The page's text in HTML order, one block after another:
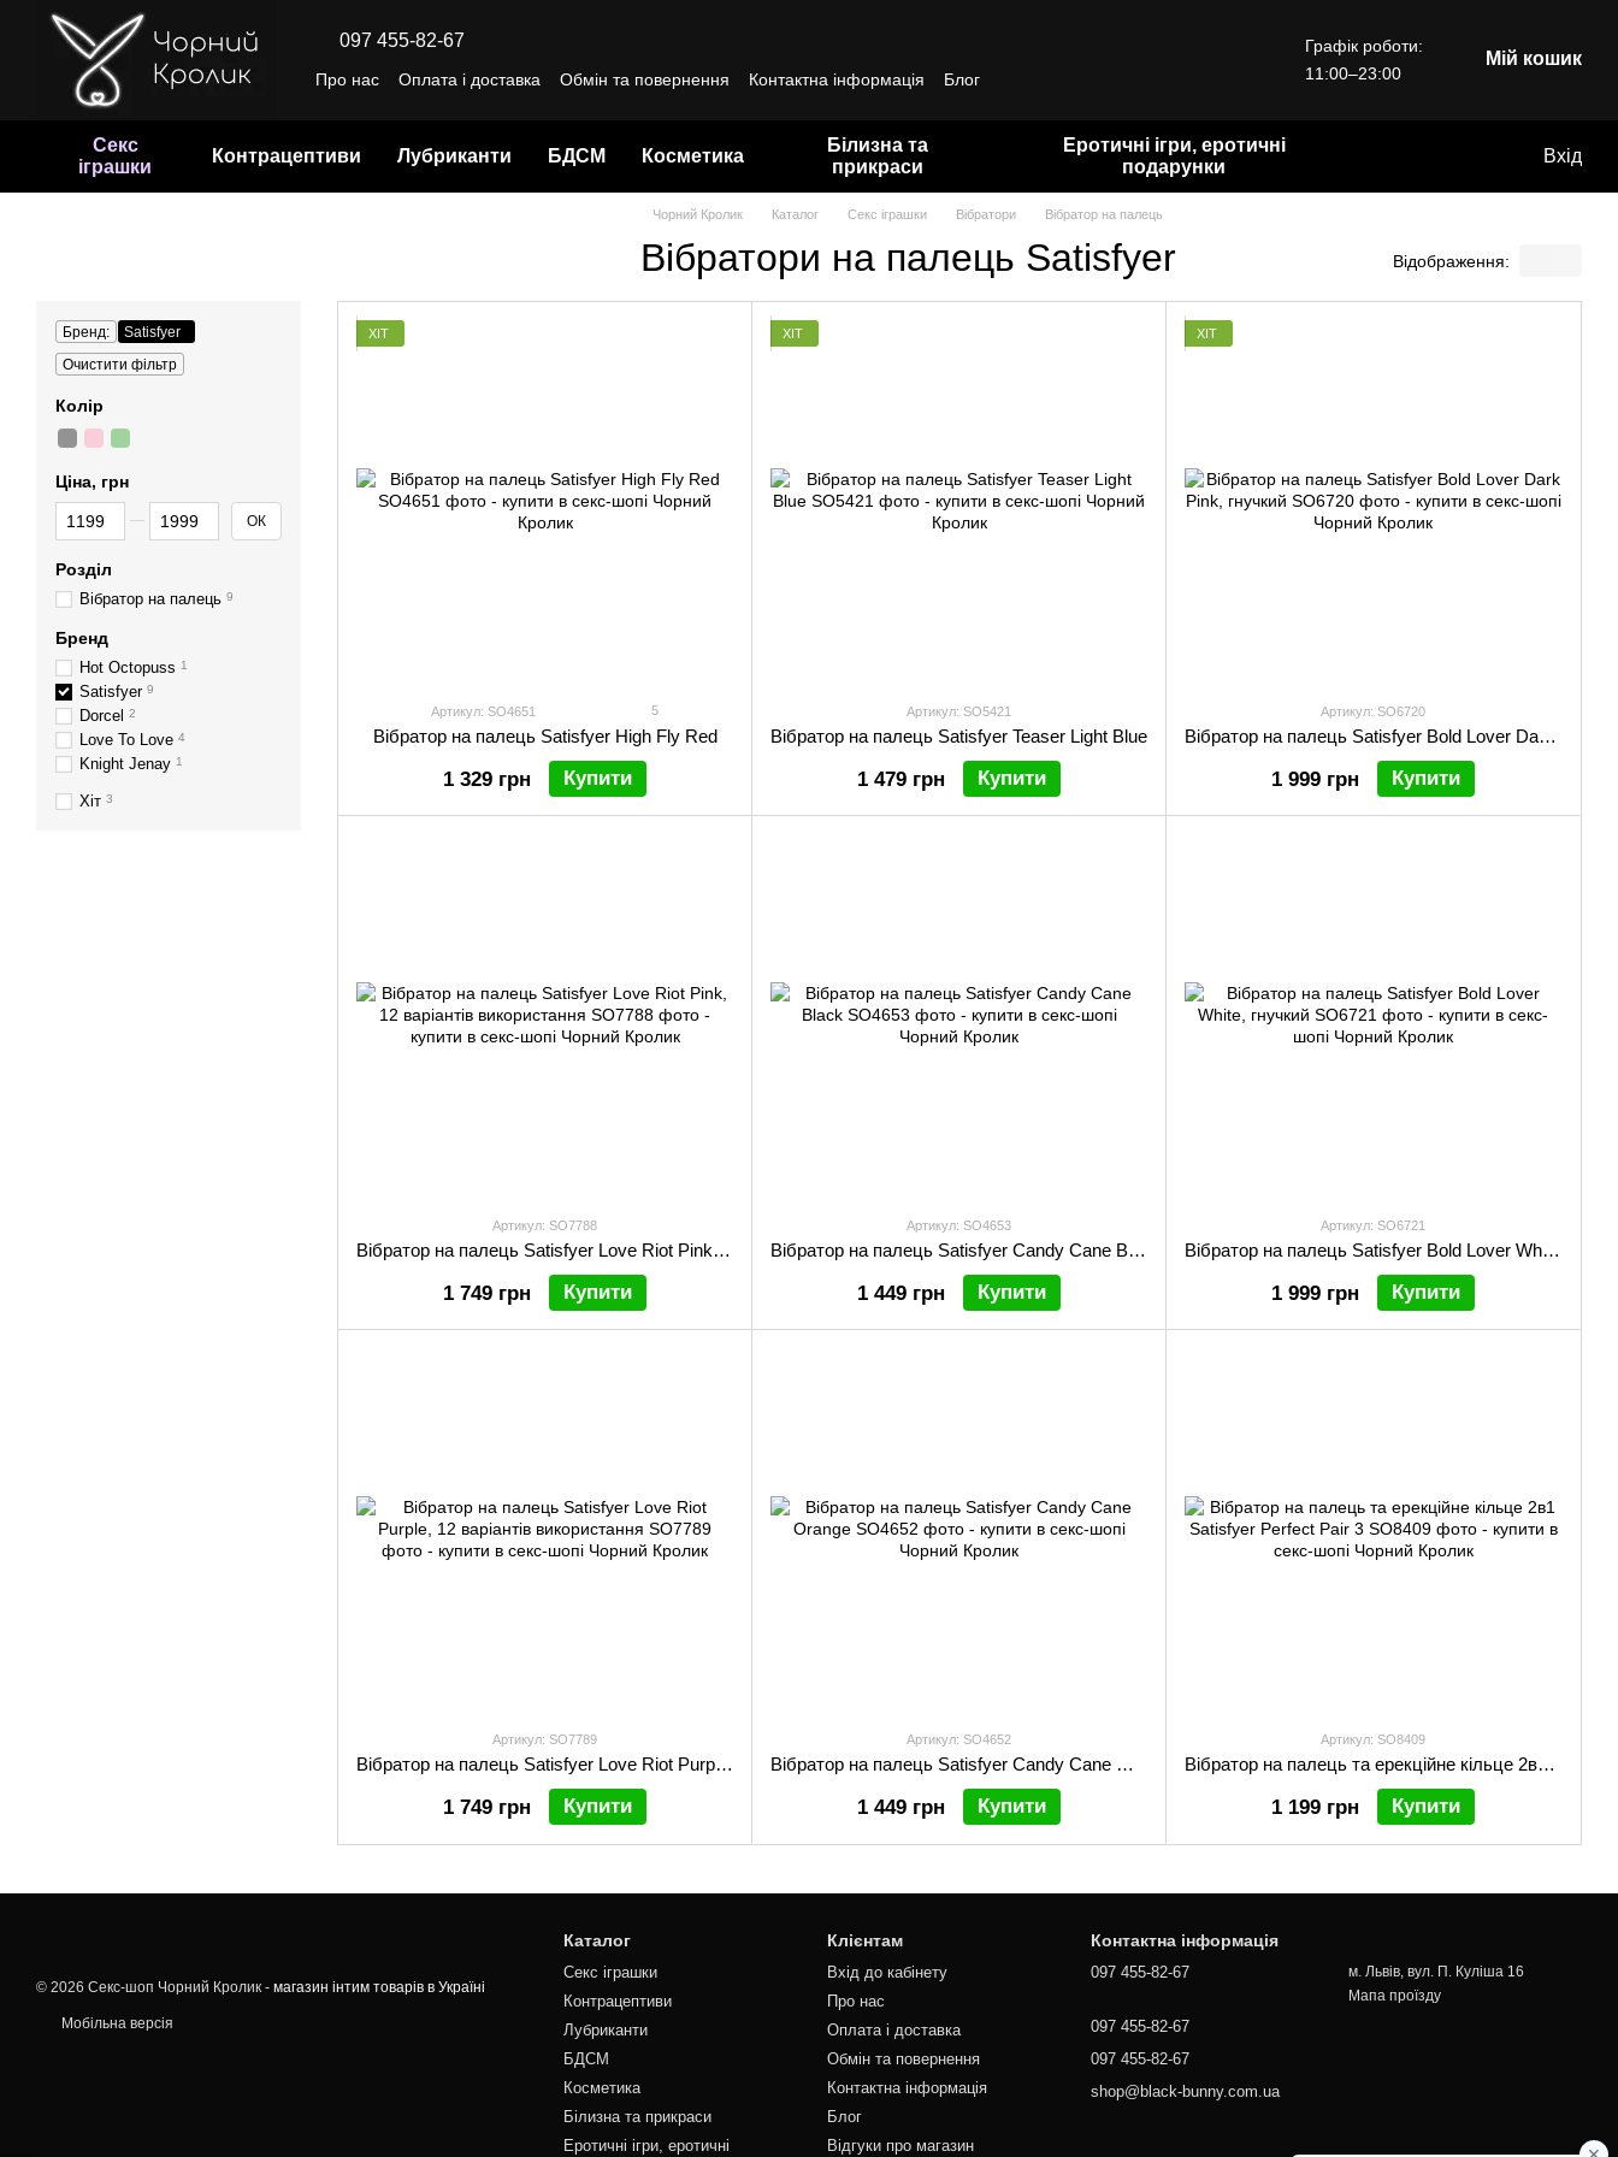
Перейти до основного контенту
097 455-82-67
Про нас Оплата і доставка Обмін та повернення Контактна інформація
Блог
Графік роботи:
11:00–23:00
Мій кошик
Секс
іграшки
Контрацептиви Лубриканти БДСМ Косметика
Білизна та
прикраси
Еротичні ігри, еротичні
подарунки
Вхід
Чорний Кролик Каталог Секс іграшки Вібратори Вібратор на палець
Вібратори на палець Satisfyer Відображення:
ХІТ
Артикул: SO4651 5
Вібратор на палець Satisfyer High Fly Red
1 329 грн Купити
ХІТ
Артикул: SO5421
Вібратор на палець Satisfyer Teaser Light Blue
1 479 грн Купити
ХІТ
Артикул: SO6720
Вібратор на палець Satisfyer Bold Lover Dark Pink, гнучкий
1 999 грн Купити
Артикул: SO7788
Вібратор на палець Satisfyer Love Riot Pink, 12 варіантів використання
1 749 грн Купити
Артикул: SO4653
Вібратор на палець Satisfyer Candy Cane Black
1 449 грн Купити
Артикул: SO6721
Вібратор на палець Satisfyer Bold Lover White, гнучкий
1 999 грн Купити
Артикул: SO7789
Вібратор на палець Satisfyer Love Riot Purple, 12 варіантів використання
1 749 грн Купити
Артикул: SO4652
Вібратор на палець Satisfyer Candy Cane Orange
1 449 грн Купити
Артикул: SO8409
Вібратор на палець та ерекційне кільце 2в1 Satisfyer Perfect Pair 3
1 199 грн Купити
Бренд:
Satisfyer
Очистити фільтр
Колір
Ціна, грн
Від Ціна, грн
До Ціна, грн ОК
Розділ
Вібратор на палець 9
Бренд
Hot Octopuss 1
Satisfyer 9
Dorcel 2
Love To Love 4
Knight Jenay 1
Хіт 3
© 2026 Секс-шоп Чорний Кролик - магазин інтим товарів в Україні
Мобільна версія
Каталог
Секс іграшки
Контрацептиви
Лубриканти
БДСМ
Косметика
Білизна та прикраси
Еротичні ігри, еротичні
Клієнтам
Вхід до кабінету
Про нас
Оплата і доставка
Обмін та повернення
Контактна інформація
Блог
Відгуки про магазин
Контактна інформація
097 455-82-67
097 455-82-67
097 455-82-67
shop@black-bunny.com.ua
м. Львів, вул. П. Куліша 16
Мапа проїзду